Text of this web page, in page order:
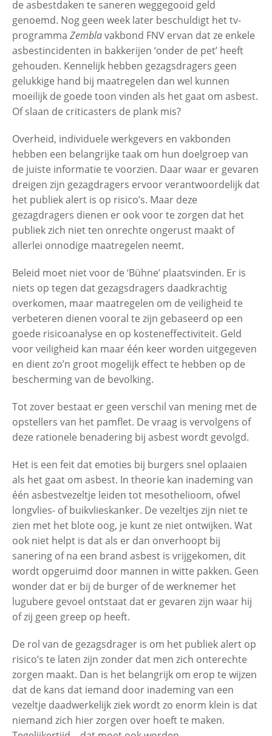
de asbestdaken te saneren weggegooid geld
genoemd. Nog geen week later beschuldigt het tv-
programma Zemblavakbond FNV ervan dat ze enkele
asbestincidenten in bakkerijen ‘onder de pet’ heeft
gehouden. Kennelijk hebben gezagsdragers geen
gelukkige hand bij maatregelen dan wel kunnen
moeilijk de goede toon vinden als het gaat om asbest.
Of slaan de criticasters de plank mis?
Overheid, individuele werkgevers en vakbonden
hebben een belangrijke taak om hun doelgroep van
de juiste informatie te voorzien. Daar waar er gevaren
dreigen zijn gezagdragers ervoor verantwoordelijk dat
het publiek alert is op risico’s. Maar deze
gezagdragers dienen er ook voor te zorgen dat het
publiek zich niet ten onrechte ongerust maakt of
allerlei onnodige maatregelen neemt.
Beleid moet niet voor de ‘Bühne’ plaatsvinden. Er is
niets op tegen dat gezagsdragers daadkrachtig
overkomen, maar maatregelen om de veiligheid te
verbeteren dienen vooral te zijn gebaseerd op een
goede risicoanalyse en op kosteneffectiviteit. Geld
voor veiligheid kan maar één keer worden uitgegeven
en dient zo’n groot mogelijk effect te hebben op de
bescherming van de bevolking.
Tot zover bestaat er geen verschil van mening met de
opstellers van het pamflet. De vraag is vervolgens of
deze rationele benadering bij asbest wordt gevolgd.
Het is een feit dat emoties bij burgers snel oplaaien
als het gaat om asbest. In theorie kan inademing van
één asbestvezeltje leiden tot mesothelioom, ofwel
longvlies- of buikvlieskanker. De vezeltjes zijn niet te
zien met het blote oog, je kunt ze niet ontwijken. Wat
ook niet helpt is dat als er dan onverhoopt bij
sanering of na een brand asbest is vrijgekomen, dit
wordt opgeruimd door mannen in witte pakken. Geen
wonder dat er bij de burger of de werknemer het
lugubere gevoel ontstaat dat er gevaren zijn waar hij
of zij geen greep op heeft.
De rol van de gezagsdrager is om het publiek alert op
risico’s te laten zijn zonder dat men zich onterechte
zorgen maakt. Dan is het belangrijk om erop te wijzen
dat de kans dat iemand door inademing van een
vezeltje daadwerkelijk ziek wordt zo enorm klein is dat
niemand zich hier zorgen over hoeft te maken.